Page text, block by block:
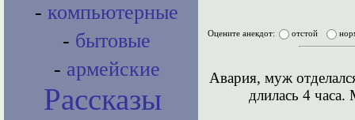
- компьютерные
- бытовые
- армейские
Рассказы
Оцените анекдот: отстой
Авария, муж
длилась 4